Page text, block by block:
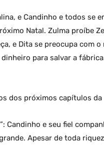
e Candinho e todos se
Natal. Zulma proíbe
e Dita se preocupa com
para salvar a
dos próximos capítulos da
Candinho e seu fiel
Apesar de toda